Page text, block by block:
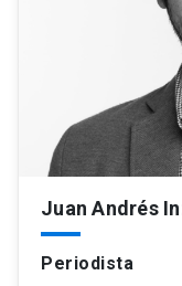
Juan Andrés
Periodista